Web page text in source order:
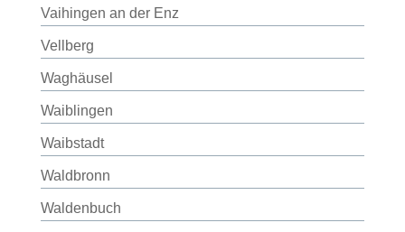
Vaihingen an der Enz
Vellberg
Waghäusel
Waiblingen
Waibstadt
Waldbronn
Waldenbuch